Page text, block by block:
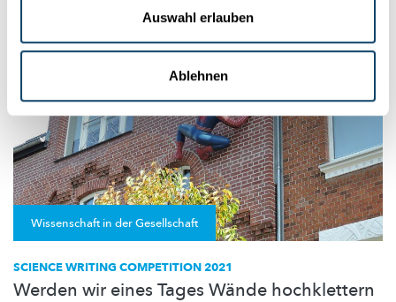
Auswahl erlauben
Ablehnen
Wissenschaft in der Gesellschaft
SCIENCE WRITING COMPETITION 2021
Werden wir eines Tages Wände hochklettern